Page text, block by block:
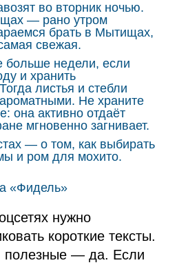
во вторник ночью.
— рано утром
брать в Мытищах,
свежая.
больше недели, если
и хранить
листья и стебли
Не храните
она активно отдаёт
мгновенно загнивает.
— о том, как выбирать
и ром для мохито.
«Фидель»
нужно
короткие тексты.
— да. Если